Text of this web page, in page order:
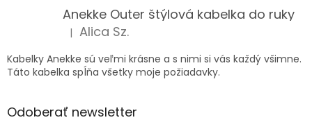
Anekke Outer štýlová kabelka do ruky
Hodnotenie produktu je 5 z 5 hviezdičiek.
| Alica Sz.
Kabelky Anekke sú veľmi krásne a s nimi si vás každý všimne.
Táto kabelka spĺňa všetky moje požiadavky.
Odoberať newsletter